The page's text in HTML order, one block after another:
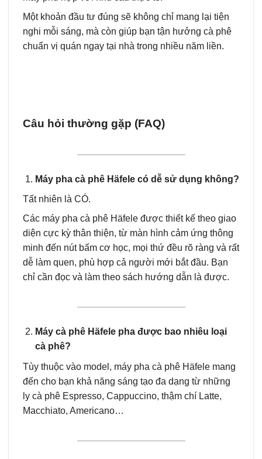
Một khoản đầu tư đúng sẽ không chỉ mang lại tiện
nghi mỗi sáng, mà còn giúp bạn tận hưởng cà phê
chuẩn vị quán ngay tại nhà trong nhiều năm liền.
Câu hỏi thường gặp (FAQ)
Máy pha cà phê Häfele có dễ sử dụng không?
Tất nhiên là CÓ.
Các máy pha cà phê Häfele được thiết kế theo giao
diện cực kỳ thân thiện, từ màn hình cảm ứng thông
minh đến nút bấm cơ học, mọi thứ đều rõ ràng và rất
dễ làm quen, phù hợp cả người mới bắt đầu. Bạn
chỉ cần đọc và làm theo sách hướng dẫn là được.
Máy cà phê Häfele pha được bao nhiêu loại
cà phê?
Tùy thuộc vào model, máy pha cà phê Häfele mang
đến cho bạn khả năng sáng tạo đa dạng từ những
ly cà phê Espresso, Cappuccino, thậm chí Latte,
Macchiato, Americano…